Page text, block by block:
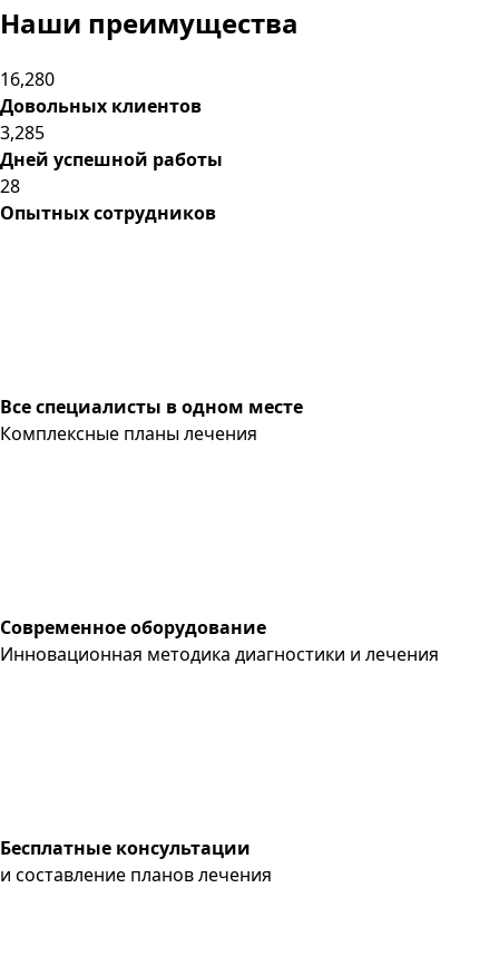
Наши преимущества
16,280
Довольных клиентов
3,285
Дней успешной работы
28
Опытных сотрудников
Все специалисты в одном месте
Комплексные планы лечения
Современное оборудование
Инновационная методика диагностики и лечения
Бесплатные консультации
и составление планов лечения